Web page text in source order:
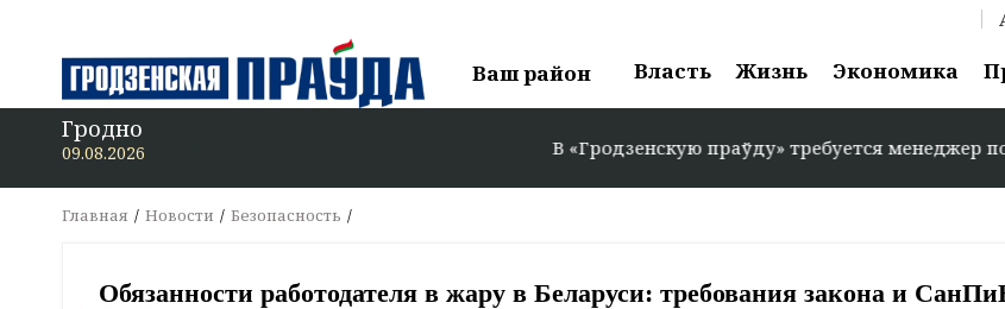
Ваш район Власть Жизнь Экономика
Гродно
09.08.2026 В «Гродзенскую праўду» требуется менеджер по рекламе:
Главная Новости Безопасность
Обязанности работодателя в жару в Беларуси: требования закона и